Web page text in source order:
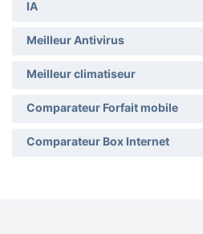
IA
Meilleur Antivirus
Meilleur climatiseur
Comparateur Forfait mobile
Comparateur Box Internet